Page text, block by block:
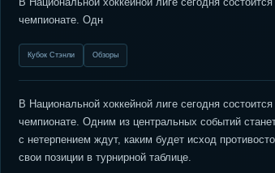
чемпионате. Одн
Кубок Стэнли Обзоры
В Национальной хоккейной лиге сегодня
чемпионате. Одним из центральных событий
с нетерпением ждут, каким будет исход
свои позиции в турнирной таблице.